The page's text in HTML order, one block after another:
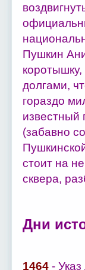
Пушкин
долгами,
гораздо
известный
(забавно
стоит на
сквера,
Дни
1464- Указ